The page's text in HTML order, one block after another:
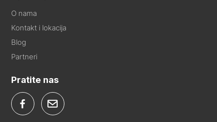
O nama
Kontakt i lokacija
Blog
Partneri
Pratite nas